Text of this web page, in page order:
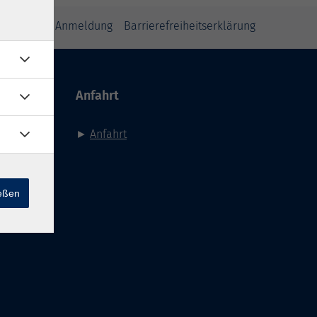
zur Anmeldung Barrierefreiheitserklärung
Anfahrt
► Anfahrt